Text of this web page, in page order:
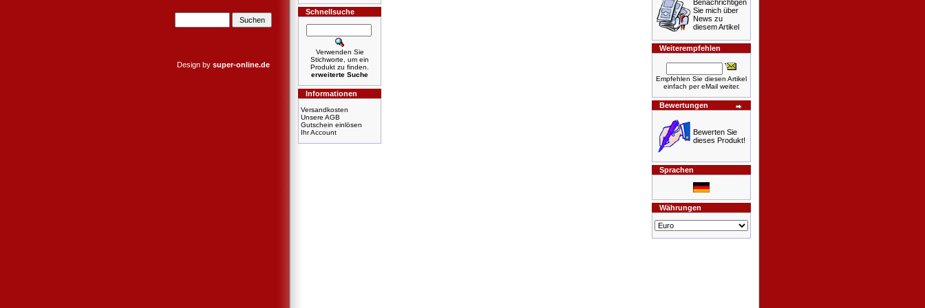
Design by super-online.de
Schnellsuche
Verwenden Sie
Stichworte, um ein
Produkt zu finden.
erweiterte Suche
Informationen
Versandkosten
Unsere AGB
Gutschein einlösen
Ihr Account
Benachrichtigen
Sie mich über
News zu
diesem Artikel
Weiterempfehlen
Empfehlen Sie diesen Artikel
einfach per eMail weiter.
Bewertungen
Bewerten Sie
dieses Produkt!
Sprachen
Währungen